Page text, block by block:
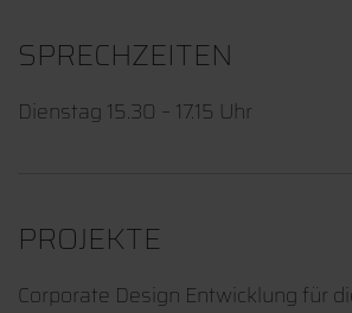
SPRECHZEITEN
Dienstag 15.30 – 17.15 Uhr
PROJEKTE
Corporate Design Entwicklung für